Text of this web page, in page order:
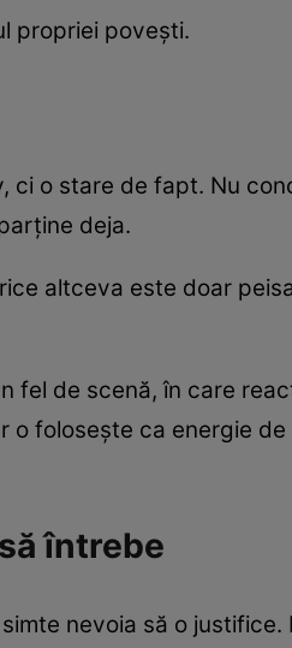
propriei povești.
ci o stare de fapt. Nu
deja.
altceva este doar
fel de scenă, în care
folosește ca energie
întrebe
nevoia să o justifice.